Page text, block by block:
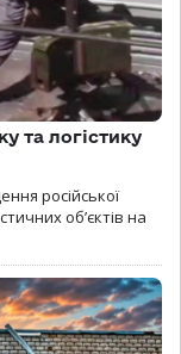
та логістику
російської
об’єктів на